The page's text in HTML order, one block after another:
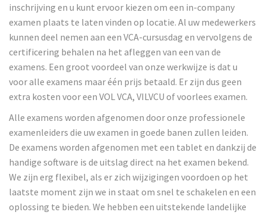
inschrijving en u kunt ervoor kiezen om een in-company
examen plaats te laten vinden op locatie. Al uw medewerkers
kunnen deel nemen aan een VCA-cursusdag en vervolgens de
certificering behalen na het afleggen van een van de
examens. Een groot voordeel van onze werkwijze is dat u
voor alle examens maar één prijs betaald. Er zijn dus geen
extra kosten voor een VOL VCA, VILVCU of voorlees examen.
Alle examens worden afgenomen door onze professionele
examenleiders die uw examen in goede banen zullen leiden.
De examens worden afgenomen met een tablet en dankzij de
handige software is de uitslag direct na het examen bekend.
We zijn erg flexibel, als er zich wijzigingen voordoen op het
laatste moment zijn we in staat om snel te schakelen en een
oplossing te bieden. We hebben een uitstekende landelijke